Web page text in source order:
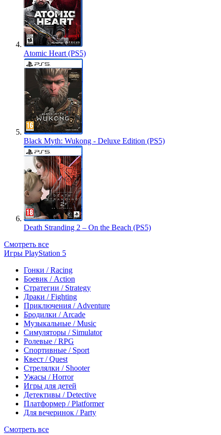
Atomic Heart (PS5)
Black Myth: Wukong - Deluxe Edition (PS5)
Death Stranding 2 – On the Beach (PS5)
Смотреть все
Игры PlayStation 5
Гонки / Racing
Боевик / Action
Стратегии / Strategy
Драки / Fighting
Приключения / Adventure
Бродилки / Arcade
Музыкальные / Music
Симуляторы / Simulator
Ролевые / RPG
Спортивные / Sport
Квест / Quest
Стрелялки / Shooter
Ужасы / Horror
Игры для детей
Детективы / Detective
Платформер / Platformer
Для вечеринок / Party
Смотреть все